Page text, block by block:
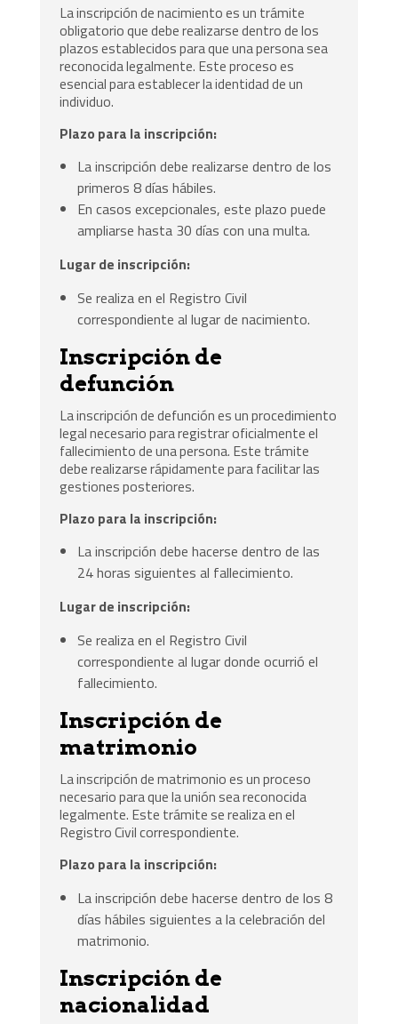
La inscripción de nacimiento es un trámite
obligatorio que debe realizarse dentro de los
plazos establecidos para que una persona sea
reconocida legalmente. Este proceso es
esencial para establecer la identidad de un
individuo.
Plazo para la inscripción:
La inscripción debe realizarse dentro de los
primeros 8 días hábiles.
En casos excepcionales, este plazo puede
ampliarse hasta 30 días con una multa.
Lugar de inscripción:
Se realiza en el Registro Civil
correspondiente al lugar de nacimiento.
Inscripción de
defunción
La inscripción de defunción es un procedimiento
legal necesario para registrar oficialmente el
fallecimiento de una persona. Este trámite
debe realizarse rápidamente para facilitar las
gestiones posteriores.
Plazo para la inscripción:
La inscripción debe hacerse dentro de las
24 horas siguientes al fallecimiento.
Lugar de inscripción:
Se realiza en el Registro Civil
correspondiente al lugar donde ocurrió el
fallecimiento.
Inscripción de
matrimonio
La inscripción de matrimonio es un proceso
necesario para que la unión sea reconocida
legalmente. Este trámite se realiza en el
Registro Civil correspondiente.
Plazo para la inscripción:
La inscripción debe hacerse dentro de los 8
días hábiles siguientes a la celebración del
matrimonio.
Inscripción de
nacionalidad